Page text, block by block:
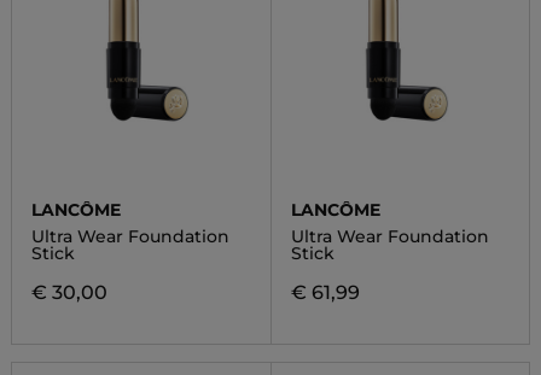
LANCÔME
Ultra Wear Foundation
Stick
€ 30,00
LANCÔME
Ultra Wear Foundation
Stick
€ 61,99